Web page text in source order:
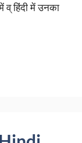
व् हिंदी में उनका